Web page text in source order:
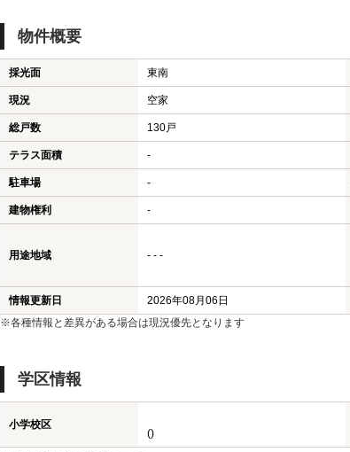
物件概要
採光面 東南
現況 空家
総戸数 130戸
テラス面積 -
駐車場 -
建物権利 -
用途地域 - - -
情報更新日 2026年08月06日
※各種情報と差異がある場合は現況優先となります
学区情報
小学校区
()